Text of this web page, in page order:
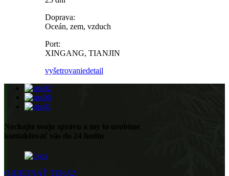
Doprava:
Oceán, zem, vzduch
Port:
XINGANG, TIANJIN
vyšetrovaniedetail
Nechajte svoju správu a my to urobíme
kontaktovať vás do 24 hodín
OBJEDNAŤ TERAZ